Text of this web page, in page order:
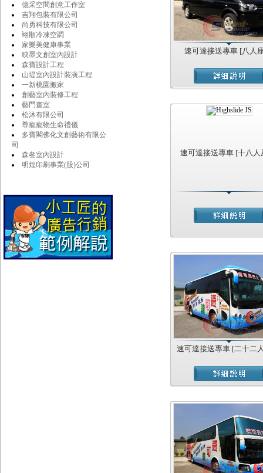
億采空間創意工作室
吉翔包裝有限公司
尚勇科技有限公司
翊順冷凍空調
家樂美健康事業
映墨文創室內設計
森寶設計工程
山堤室內設計裝潢工程
一新桃園搬家
創藝室內裝修工程
藝門畫室
松沐有限公司
尊寵寵物生命禮儀
多寶閣佛化文創藝術有限公
司
森叄室內設計
明煌印刷事業(股)公司
速可達接送專車 [八人
速可達接送專車 [十八人
速可達接送專車 [二十二